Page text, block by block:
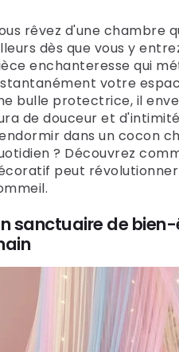
rêvez d'une chambre
dès que vous y
enchanteresse qui
votre
bulle protectrice, il
de douceur et
dans un cocon
? Découvrez
peut
sanctuaire de